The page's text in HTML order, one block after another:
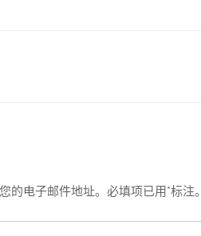
的电子邮件地址。必填项已用*标注。